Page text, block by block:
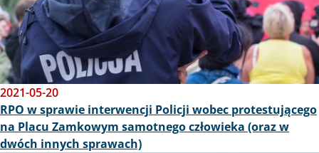
2021-05-20
RPO w sprawie interwencji Policji wobec protestującego
na Placu Zamkowym samotnego człowieka (oraz w
dwóch innych sprawach)